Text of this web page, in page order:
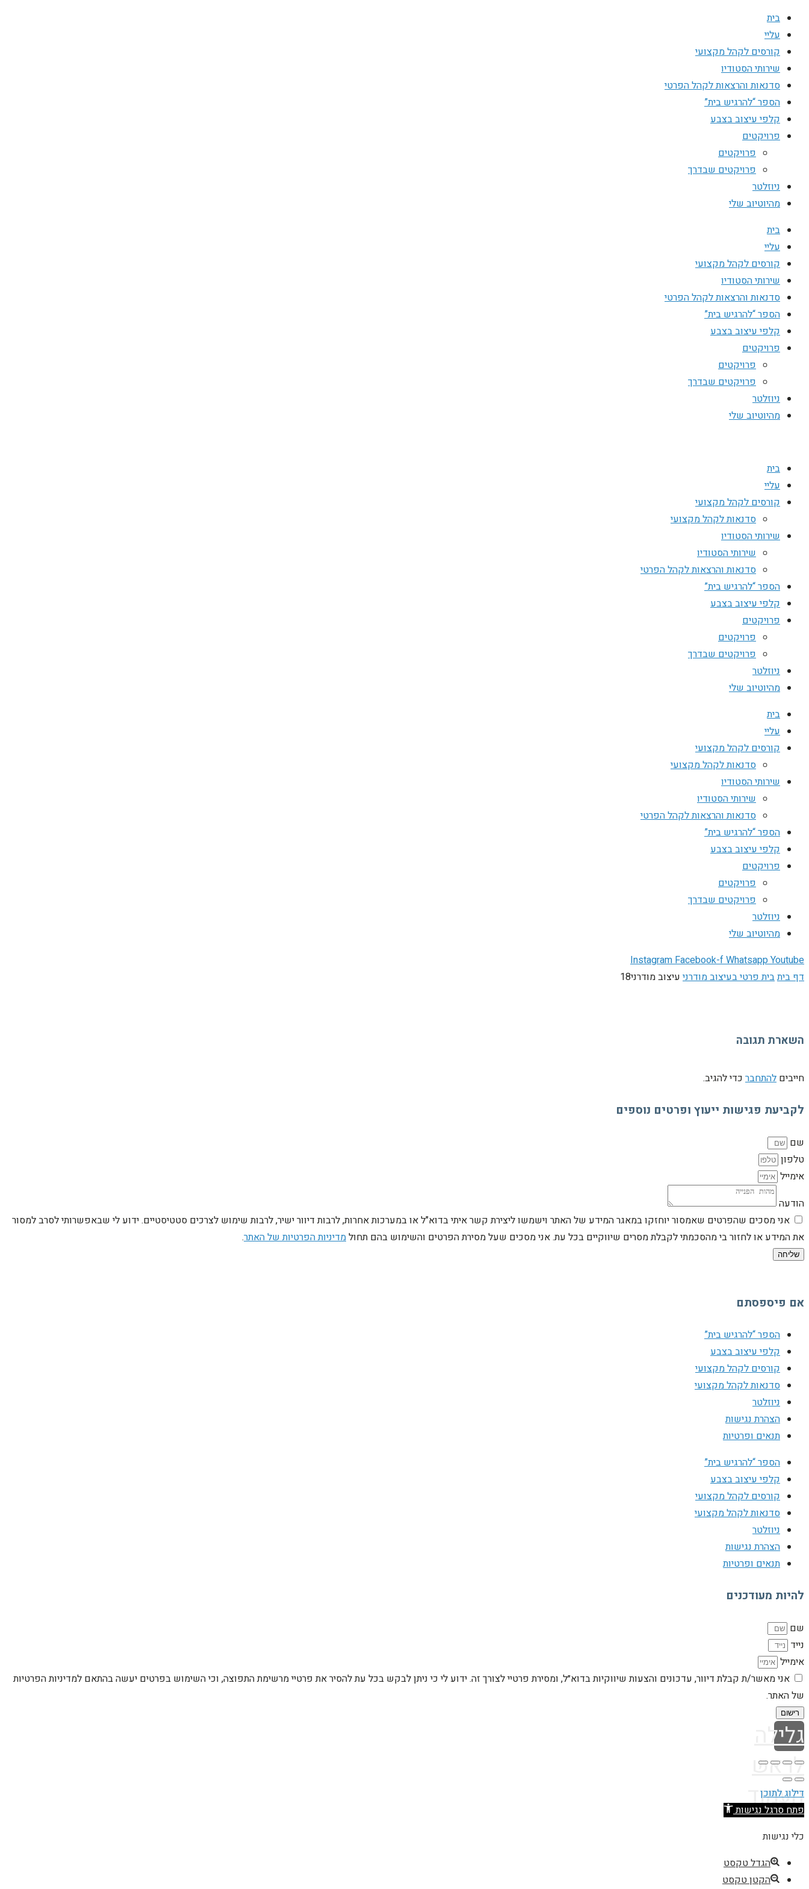
בית
עליי
קורסים לקהל מקצועי
שירותי הסטודיו
סדנאות והרצאות לקהל הפרטי
הספר “להרגיש בית”
קלפי עיצוב בצבע
פרויקטים
פרויקטים
פרויקטים שבדרך
ניוזלטר
מהיוטיוב שלי
בית
עליי
קורסים לקהל מקצועי
שירותי הסטודיו
סדנאות והרצאות לקהל הפרטי
הספר “להרגיש בית”
קלפי עיצוב בצבע
פרויקטים
פרויקטים
פרויקטים שבדרך
ניוזלטר
מהיוטיוב שלי
בית
עליי
קורסים לקהל מקצועי
סדנאות לקהל מקצועי
שירותי הסטודיו
שירותי הסטודיו
סדנאות והרצאות לקהל הפרטי
הספר “להרגיש בית”
קלפי עיצוב בצבע
פרויקטים
פרויקטים
פרויקטים שבדרך
ניוזלטר
מהיוטיוב שלי
בית
עליי
קורסים לקהל מקצועי
סדנאות לקהל מקצועי
שירותי הסטודיו
שירותי הסטודיו
סדנאות והרצאות לקהל הפרטי
הספר “להרגיש בית”
קלפי עיצוב בצבע
פרויקטים
פרויקטים
פרויקטים שבדרך
ניוזלטר
מהיוטיוב שלי
InstagramFacebook-fWhatsappYoutube
דף ביתבית פרטי בעיצוב מודרני עיצוב מודרני18
השארת תגובה
חייבים להתחבר כדי להגיב.
לקביעת פגישות ייעוץ ופרטים נוספים
שם
טלפון
אימייל
הודעה
אני מסכים שהפרטים שאמסור יוחזקו במאגר המידע של האתר וישמשו ליצירת קשר איתי בדוא"ל או במערכות אחרות, לרבות דיוור ישיר, לרבות שימוש לצרכים סטטיסטיים. ידוע לי שבאפשרותי לסרב למסור
את המידע או לחזור בי מהסכמתי לקבלת מסרים שיווקיים בכל עת. אני מסכים שעל מסירת הפרטים והשימוש בהם תחולמדיניות הפרטיות של האתר.
שליחה
אם פיספסתם
הספר “להרגיש בית”
קלפי עיצוב בצבע
קורסים לקהל מקצועי
סדנאות לקהל מקצועי
ניוזלטר
הצהרת נגישות
תנאים ופרטיות
הספר “להרגיש בית”
קלפי עיצוב בצבע
קורסים לקהל מקצועי
סדנאות לקהל מקצועי
ניוזלטר
הצהרת נגישות
תנאים ופרטיות
להיות מעודכנים
שם
נייד
אימייל
אני מאשר/ת קבלת דיוור, עדכונים והצעות שיווקיות בדוא״ל, ומסירת פרטיי לצורך זה. ידוע לי כי ניתן לבקש בכל עת להסיר את פרטיי מרשימת התפוצה, וכי השימוש בפרטים יעשה בהתאם למדיניות הפרטיות
של האתר.
רישום
גלילה
לראש
העמוד
דילוג לתוכן
פתח סרגל נגישות
כלי נגישות
הגדל טקסט
הקטן טקסט